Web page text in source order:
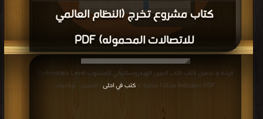
كتاب مشروع تخرج (النظام العالمي
للاتصالات المحموله) PDF
قراءة و تحميل كتاب كتاب مشروع تخرج (النظام العالمي للاتصالات المحموله) PDF
مجانا | مكتبة > كتب في Free Download | التحميل : مرة/مرات
قراءة و تحميل كتاب كتاب المبين الهيدروستاتيكي للمنسوب Hydrostatic Level
Indicator PDF مجانا | مكتبة >
كتب في احلى | التحميل : مرة/مرات